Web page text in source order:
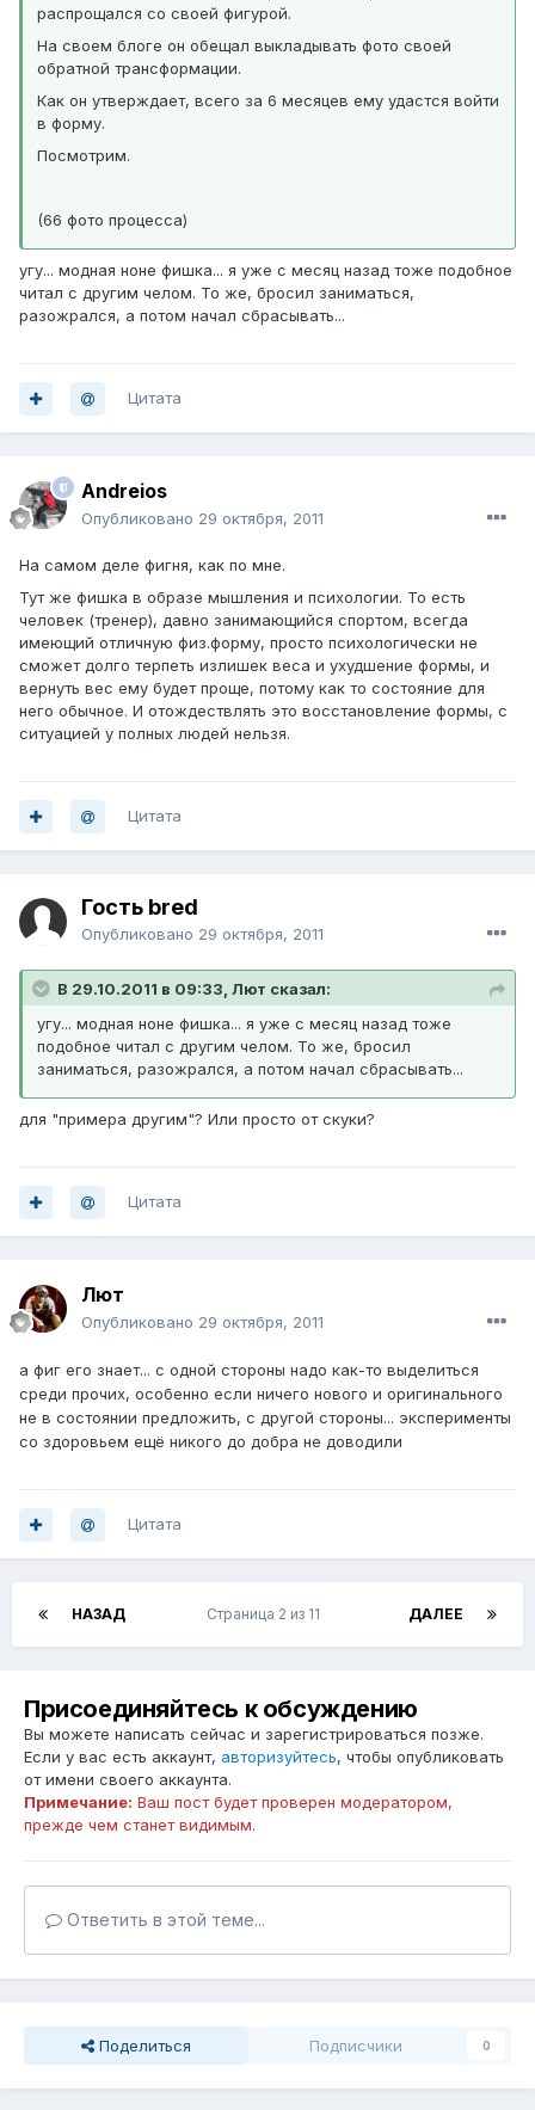
распрощался со своей фигурой.
На своем блоге он обещал выкладывать фото своей
обратной трансформации.
Как он утверждает, всего за 6 месяцев ему удастся войти
в форму.
Посмотрим.
(66 фото процесса)
угу... модная ноне фишка... я уже с месяц назад тоже подобное
читал с другим челом. То же, бросил заниматься,
разожрался, а потом начал сбрасывать...
Цитата
Andreios
Опубликовано 29 октября, 2011
На самом деле фигня, как по мне.
Тут же фишка в образе мышления и психологии. То есть
человек (тренер), давно занимающийся спортом, всегда
имеющий отличную физ.форму, просто психологически не
сможет долго терпеть излишек веса и ухудшение формы, и
вернуть вес ему будет проще, потому как то состояние для
него обычное. И отождествлять это восстановление формы, с
ситуацией у полных людей нельзя.
Цитата
Гость bred
Опубликовано 29 октября, 2011
В 29.10.2011 в 09:33, Лют сказал:
угу... модная ноне фишка... я уже с месяц назад тоже
подобное читал с другим челом. То же, бросил
заниматься, разожрался, а потом начал сбрасывать...
для "примера другим"? Или просто от скуки?
Цитата
Лют
Опубликовано 29 октября, 2011
а фиг его знает... с одной стороны надо как-то выделиться
среди прочих, особенно если ничего нового и оригинального
не в состоянии предложить, с другой стороны... эксперименты
со здоровьем ещё никого до добра не доводили
Цитата
НАЗАД ДАЛЕЕ
Страница 2 из 11
Присоединяйтесь к обсуждению
Вы можете написать сейчас и зарегистрироваться позже.
Если у вас есть аккаунт, авторизуйтесь, чтобы опубликовать
от имени своего аккаунта.
Примечание: Ваш пост будет проверен модератором,
прежде чем станет видимым.
Ответить в этой теме...
Поделиться Подписчики 0